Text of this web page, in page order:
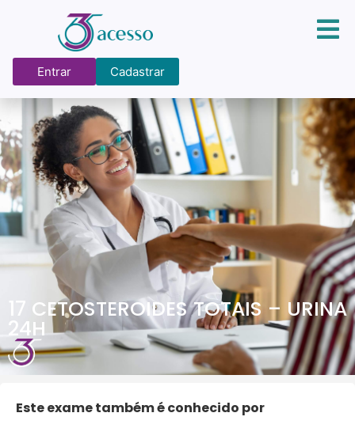
Entrar Cadastrar
17 CETOSTEROIDES TOTAIS – URINA
24H
Este exame também é conhecido por